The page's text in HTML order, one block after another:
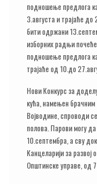
подношење предлога
3.августа и трајаће
бити одржани
изборних радњи
подношење предлога
трајаће од 10.до
Нови Конкурс за
кућа, намењен
Војводине, спроводи
полова. Парови могу
10.септембра, а сву
Канцеларији за
Општинске управе, од